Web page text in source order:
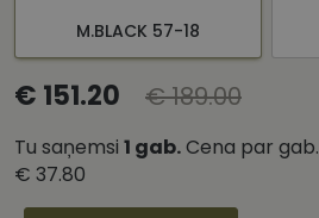
M.BLACK 57-18
€ 151.20 € 189.00
Tu saņemsi 1 gab.Cena par gab.
€ 37.80